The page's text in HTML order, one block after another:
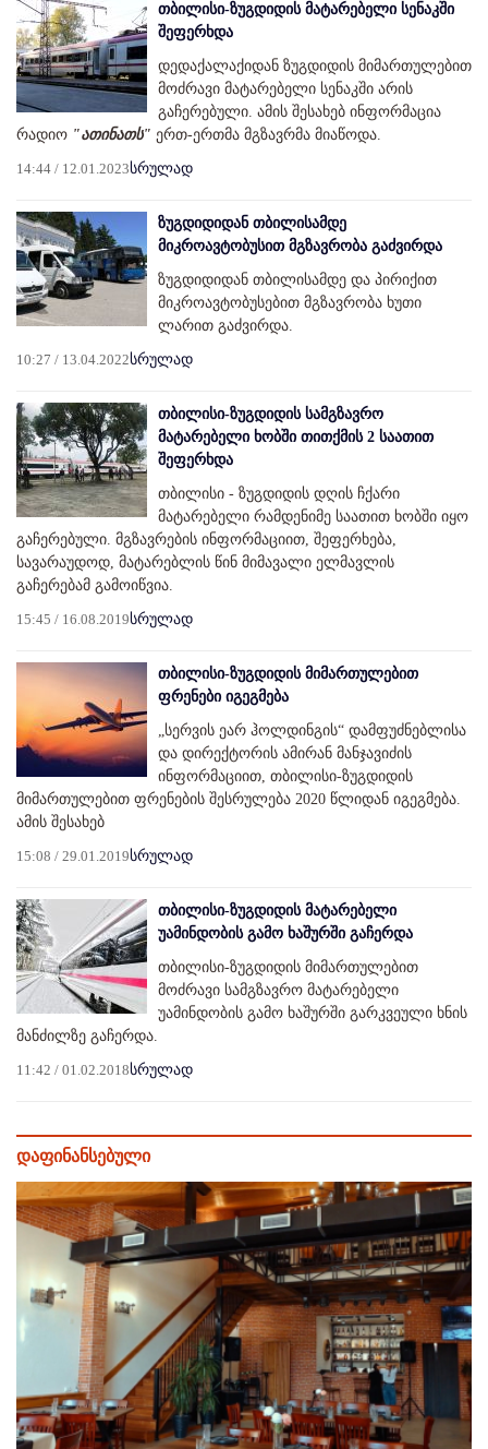
თბილისი-ზუგდიდის მატარებელი სენაკში
შეფერხდა
დედაქალაქიდან ზუგდიდის მიმართულებით
მოძრავი მატარებელი სენაკში არის
გაჩერებული. ამის შესახებ ინფორმაცია
რადიო "ათინათს" ერთ-ერთმა მგზავრმა მიაწოდა.
14:44 / 12.01.2023სრულად
ზუგდიდიდან თბილისამდე
მიკროავტობუსით მგზავრობა გაძვირდა
ზუგდიდიდან თბილისამდე და პირიქით
მიკროავტობუსებით მგზავრობა ხუთი
ლარით გაძვირდა.
10:27 / 13.04.2022სრულად
თბილისი-ზუგდიდის სამგზავრო
მატარებელი ხობში თითქმის 2 საათით
შეფერხდა
თბილისი - ზუგდიდის დღის ჩქარი
მატარებელი რამდენიმე საათით ხობში იყო
გაჩერებული. მგზავრების ინფორმაციით, შეფერხება,
სავარაუდოდ, მატარებლის წინ მიმავალი ელმავლის
გაჩერებამ გამოიწვია.
15:45 / 16.08.2019სრულად
თბილისი-ზუგდიდის მიმართულებით
ფრენები იგეგმება
„სერვის ეარ ჰოლდინგის“ დამფუძნებლისა
და დირექტორის ამირან მანჯავიძის
ინფორმაციით, თბილისი-ზუგდიდის
მიმართულებით ფრენების შესრულება 2020 წლიდან იგეგმება.
ამის შესახებ
15:08 / 29.01.2019სრულად
თბილისი-ზუგდიდის მატარებელი
უამინდობის გამო ხაშურში გაჩერდა
თბილისი-ზუგდიდის მიმართულებით
მოძრავი სამგზავრო მატარებელი
უამინდობის გამო ხაშურში გარკვეული ხნის
მანძილზე გაჩერდა.
11:42 / 01.02.2018სრულად
დაფინანსებული